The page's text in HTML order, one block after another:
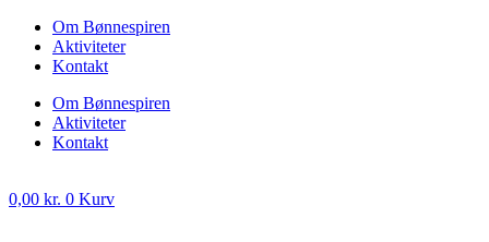
Om Bønnespiren
Aktiviteter
Kontakt
Om Bønnespiren
Aktiviteter
Kontakt
0,00 kr. 0 Kurv